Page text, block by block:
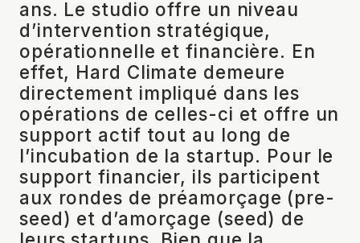
ans. Le studio offre un niveau
d’intervention stratégique,
opérationnelle et financière. En
effet, Hard Climate demeure
directement impliqué dans les
opérations de celles-ci et offre un
support actif tout au long de
l’incubation de la startup. Pour le
support financier, ils participent
aux rondes de préamorçage (pre-
seed) et d’amorçage (seed) de